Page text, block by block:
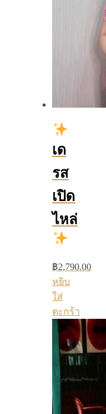
เด
รส
เปิด
ไหล่
฿2,790.00
หยิบ
ใส่
ตะกร้า